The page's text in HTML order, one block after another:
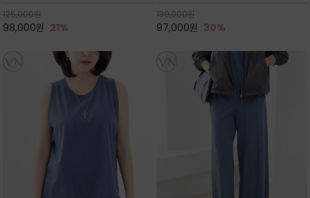
등과 밸런스를 맞춥니다
125,000원
98,000원 21%
가볍게 비치는 세련된후드
139,000원
97,000원 30%